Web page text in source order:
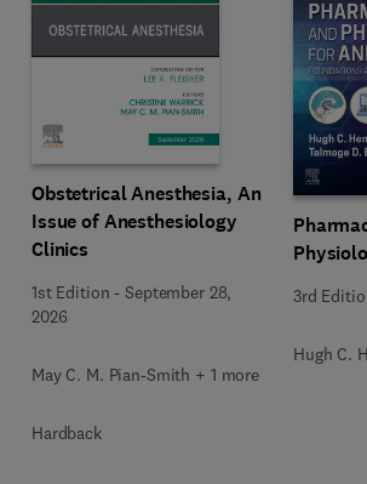
Obstetrical Anesthesia, An
Issue of Anesthesiology
Clinics
1st Edition -September 28,
2026
May C. M. Pian-Smith + 1 more
Hardback
3rd
Hugh C.